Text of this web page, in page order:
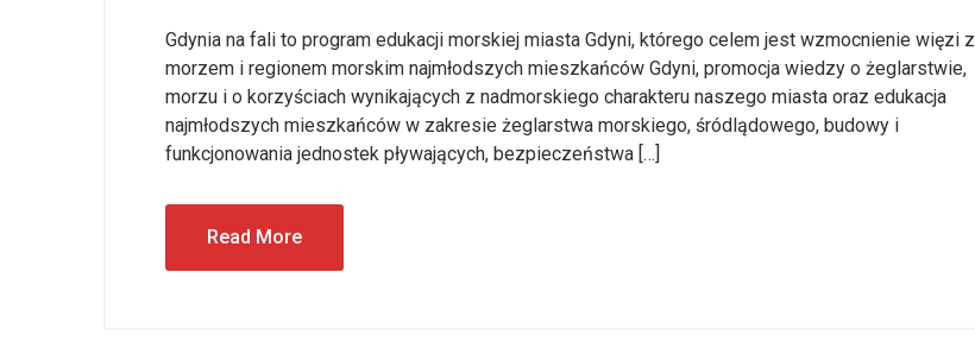
Gdynia na fali to program edukacji morskiej miasta Gdyni, którego celem jest wzmocnienie więzi z
morzem i regionem morskim najmłodszych mieszkańców Gdyni, promocja wiedzy o żeglarstwie,
morzu i o korzyściach wynikających z nadmorskiego charakteru naszego miasta oraz edukacja
najmłodszych mieszkańców w zakresie żeglarstwa morskiego, śródlądowego, budowy i
funkcjonowania jednostek pływających, bezpieczeństwa […]
Read More